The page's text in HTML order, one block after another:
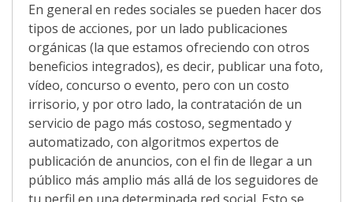
En general en redes sociales se pueden hacer dos
tipos de acciones, por un lado publicaciones
orgánicas (la que estamos ofreciendo con otros
beneficios integrados), es decir, publicar una foto,
vídeo, concurso o evento, pero con un costo
irrisorio, y por otro lado, la contratación de un
servicio de pago más costoso, segmentado y
automatizado, con algoritmos expertos de
publicación de anuncios, con el fin de llegar a un
público más amplio más allá de los seguidores de